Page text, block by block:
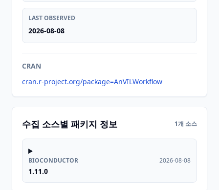
LAST OBSERVED
2026-08-08
CRAN
cran.r-project.org/package=AnVILWorkflow
수집 소스별 패키지 정보 1개 소스
BIOCONDUCTOR
1.11.0
2026-08-08